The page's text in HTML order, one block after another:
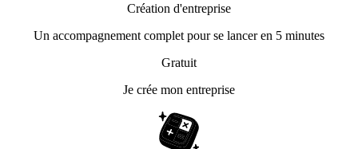
Création d'entreprise
Un accompagnement complet pour se lancer en 5 minutes
Gratuit
Je crée mon entreprise